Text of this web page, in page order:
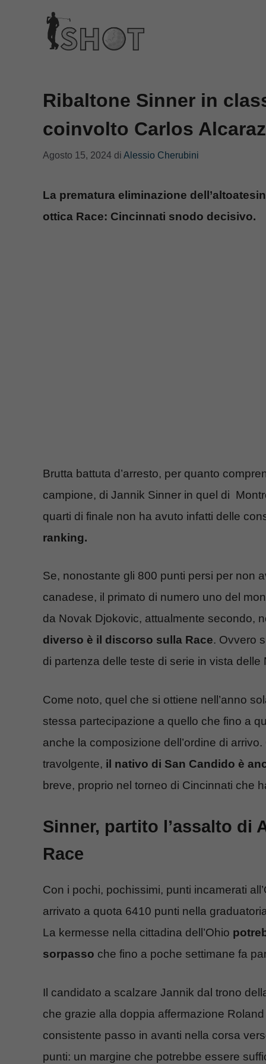
contenuto
Ribaltone Sinner in
coinvolto Carlos Alcaraz
Agosto 15, 2024 di Alessio Cherubini
La prematura eliminazione
ottica Race: Cincinnati snodo decisivo.
Brutta battuta d’arresto, per quanto
campione, di Jannik Sinner in quel di
quarti di finale non ha avuto infatti delle
ranking.
Se, nonostante gli 800 punti persi per non
canadese, il primato di numero uno del
da Novak Djokovic, attualmente secondo,
diverso è il discorso sulla Race. Ovvero
di partenza delle teste di serie in vista delle
Come noto, quel che si ottiene nell’anno
stessa partecipazione a quello che fino a
anche la composizione dell’ordine di
travolgente, il nativo di San Candido è
breve, proprio nel torneo di Cincinnati che
Sinner, partito l’assalto di
Race
Con i pochi, pochissimi, punti incamerati
arrivato a quota 6410 punti nella
La kermesse nella cittadina dell’Ohio
sorpasso che fino a poche settimane fa
Il candidato a scalzare Jannik dal trono
che grazie alla doppia affermazione
consistente passo in avanti nella corsa
punti: un margine che potrebbe essere